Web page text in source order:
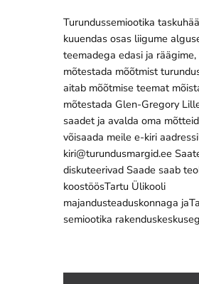
Turundussemiootika
kuuendas osas liigume
teemadega edasi ja räägime,
mõtestada mõõtmist
aitab mõõtmise teemat
mõtestada Glen-Gregory
saadet ja avalda oma
võisaada meile e-kiri
kiri@turundusmargid.ee
diskuteerivad Saade saab
koostöösTartu Ülikooli
majandusteaduskonnaga
semiootika